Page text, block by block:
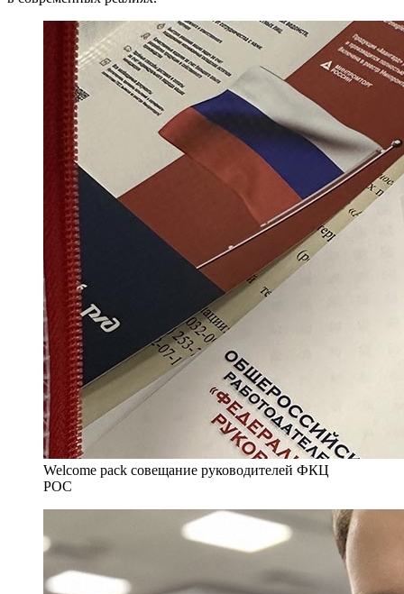
Welcome pack совещание руководителей ФКЦ
РОС